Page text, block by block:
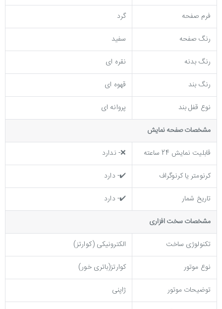
فرم صفحه
گرد
رنگ صفحه
سفید
رنگ بدنه
نقره ای
رنگ بند
قهوه ای
نوع قفل بند
پروانه ای
مشخصات صفحه نمايش
قابلیت نمایش 24 ساعته
❌- ندارد
کرنومتر یا کرنوگراف
✔️- دارد
تاریخ شمار
✔️- دارد
مشخصات سخت افزاری
تکنولوژی ساخت
الکترونیکی (کوارتز)
نوع موتور
کوارتز(باتری خور)
توضیحات موتور
ژاپنی